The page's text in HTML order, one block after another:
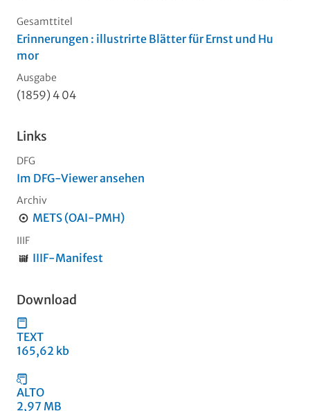
Gesamttitel
Erinnerungen : illustrirte Blätter für Ernst und Hu
mor
Ausgabe
(1859) 4 04
Links
DFG
Im DFG-Viewer ansehen
Archiv
METS (OAI-PMH)
IIIF
IIIF-Manifest
Download
TEXT
165,62 kb
ALTO
2,97 MB